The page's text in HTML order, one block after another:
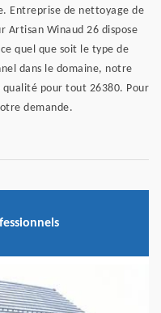
Entreprise de nettoyage de
Artisan Winaud 26 dispose
quel que soit le type de
dans le domaine, notre
pour tout 26380. Pour
demande.